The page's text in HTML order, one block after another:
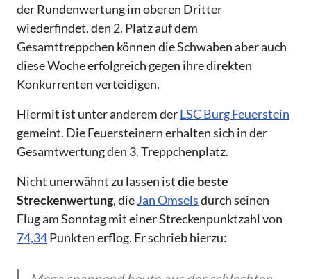
der Rundenwertung im oberen Dritter
wiederfindet, den 2. Platz auf dem
Gesamttreppchen können die Schwaben aber auch
diese Woche erfolgreich gegen ihre direkten
Konkurrenten verteidigen.
Hiermit ist unter anderem derLSC Burg Feuerstein
gemeint. Die Feuersteinern erhalten sich in der
Gesamtwertung den 3. Treppchenplatz.
Nicht unerwähnt zu lassen istdie beste
Streckenwertung, dieJan Omselsdurch seinen
Flug am Sonntag mit einer Streckenpunktzahl von
74,34Punkten erflog. Er schrieb hierzu: